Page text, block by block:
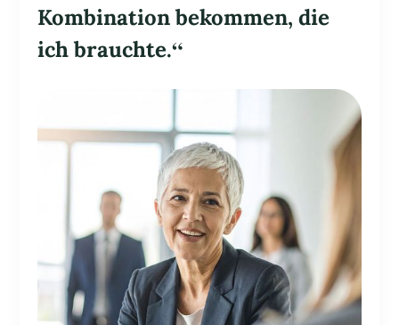
Kombination bekommen, die
ich brauchte.“